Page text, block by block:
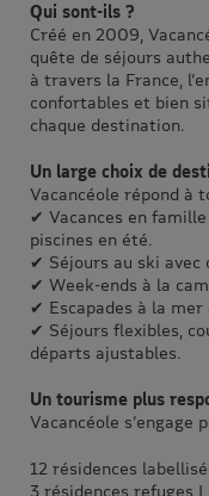
Qui sont-ils ?
Créé en 2009,
quête de séjours
à travers la France,
confortables et bien
chaque destination.
Un large choix de
Vacancéole répond à
✔ Vacances en
piscines en été.
✔ Séjours au ski avec
✔ Week-ends à la
✔ Escapades à la mer
✔ Séjours flexibles,
départs ajustables.
Un tourisme plus
Vacancéole s’engage
12 résidences
3 résidences refuges